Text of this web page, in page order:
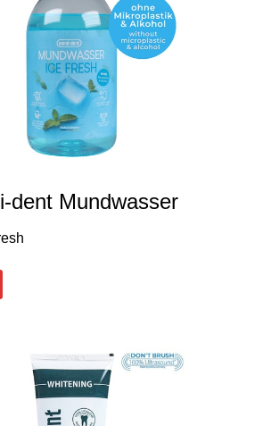
dent Mundwasser